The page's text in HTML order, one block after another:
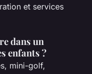
et services
dans un
enfants ?
mini-golf,